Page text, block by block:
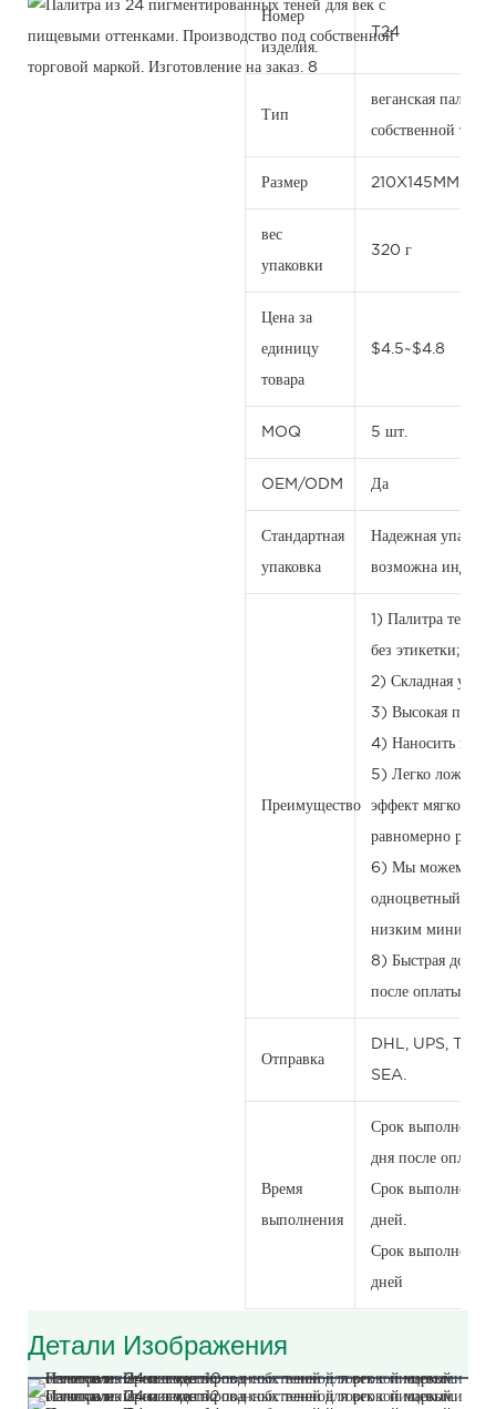
Номер
изделия.
T24
Тип
веганская
собственной
Размер 210X145MM
вес
упаковки
320 г
Цена за
единицу
товара
$4.5~$4.8
MOQ 5 шт.
OEM/ODM Да
Стандартная
упаковка
Надежная
возможна
Преимущество
1) Палитра теней
без этикетки;
2) Складная
3) Высокая
4) Наносить на
5) Легко ложится
эффект мягкого
равномерно
6) Мы можем
одноцветный или
низким
8) Быстрая
после оплаты.
Отправка
DHL, UPS, TNT,
SEA.
Время
выполнения
Срок выполнения
дня после оплаты.
Срок выполнения
дней.
Срок выполнения
дней
Детали Изображения